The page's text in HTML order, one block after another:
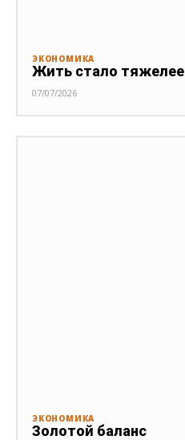
ЭКОНОМИКА
Жить стало тяжелее
07/07/2026
ЭКОНОМИКА
Золотой баланс